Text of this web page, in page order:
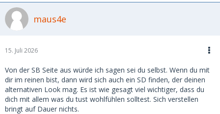
maus4e
15. Juli 2026
Von der SB Seite aus würde ich sagen sei du selbst. Wenn du mit
dir im reinen bist, dann wird sich auch ein SD finden, der deinen
alternativen Look mag. Es ist wie gesagt viel wichtiger, dass du
dich mit allem was du tust wohlfühlen solltest. Sich verstellen
bringt auf Dauer nichts.